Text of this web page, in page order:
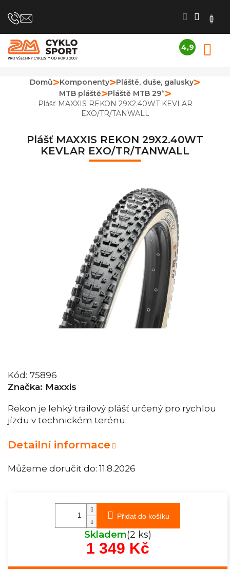
na
4,9
obchodu
je
z
Domů Komponenty
Pláště, duše, galusky
MTB pláště
Pláště MTB 29“
Plášť MAXXIS REKON 29X2.40WT KEVLAR
EXO/TR/TANWALL
Plášť MAXXIS REKON 29X2.40WT
KEVLAR EXO/TR/TANWALL
Kód: 75896
Značka: Maxxis
Můžeme doručit do: 11.8.2026
Rekon je lehký trailový plášť určený pro rychlou
jízdu v technickém terénu.
Detailní informace
Přidat do košíku
Skladem(2 ks)
1 349 KčMěrná